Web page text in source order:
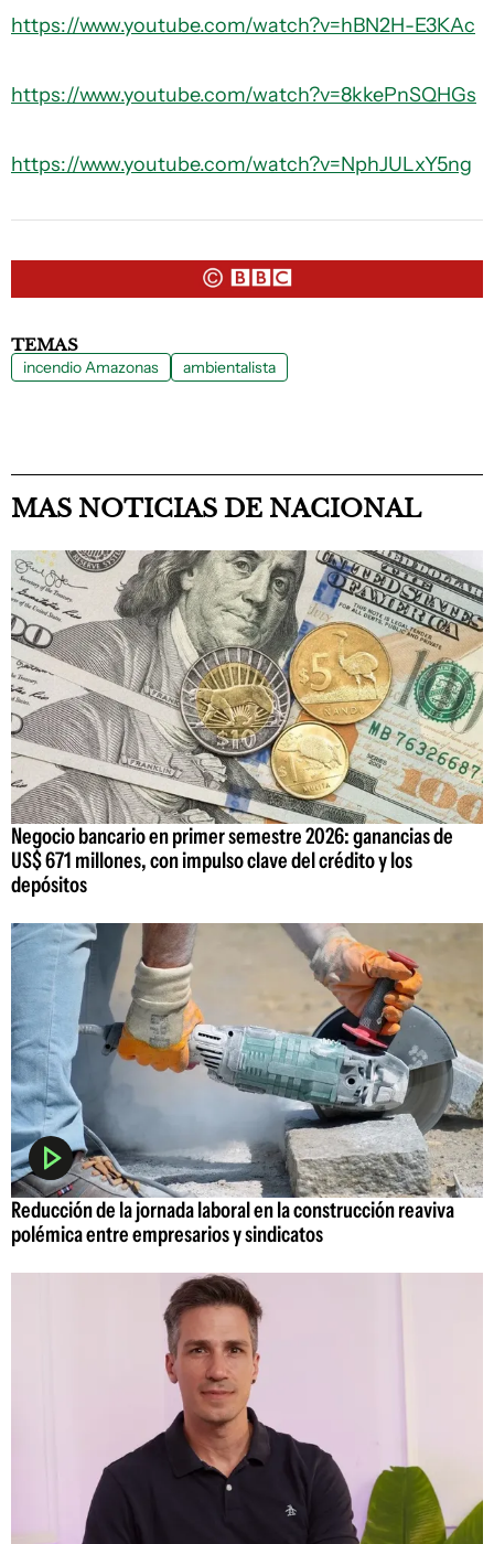
https://www.youtube.com/watch?v=hBN2H-E3KAc
https://www.youtube.com/watch?v=8kkePnSQHGs
https://www.youtube.com/watch?v=NphJULxY5ng
TEMAS
incendio Amazonas ambientalista
MAS NOTICIAS DE NACIONAL
Negocio bancario en primer semestre 2026: ganancias de
US$ 671 millones, con impulso clave del crédito y los
depósitos
Reducción de la jornada laboral en la construcción reaviva
polémica entre empresarios y sindicatos